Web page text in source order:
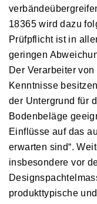
18365 wird dazu
Prüfpflicht ist in
geringen
Der Verarbeiter
Kenntnisse
der Untergrund für
Bodenbeläge
Einflüsse auf das
erwarten sind“.
insbesondere vor
produkttypische